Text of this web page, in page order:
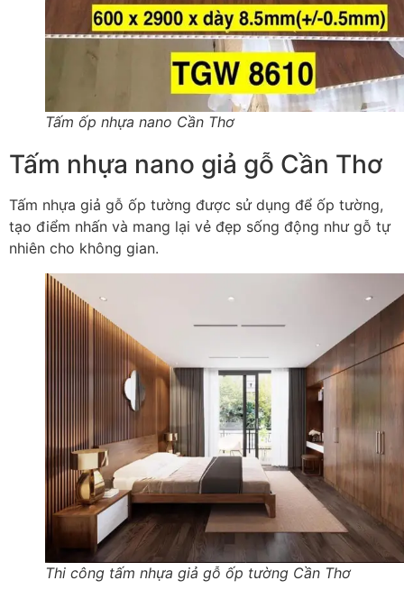
Tấm ốp nhựa nano Cần Thơ
Tấm nhựa nano giả gỗ Cần Thơ
Tấm nhựa giả gỗ ốp tường được sử dụng để ốp tường,
tạo điểm nhấn và mang lại vẻ đẹp sống động như gỗ tự
nhiên cho không gian.
Thi công tấm nhựa giả gỗ ốp tường Cần Thơ